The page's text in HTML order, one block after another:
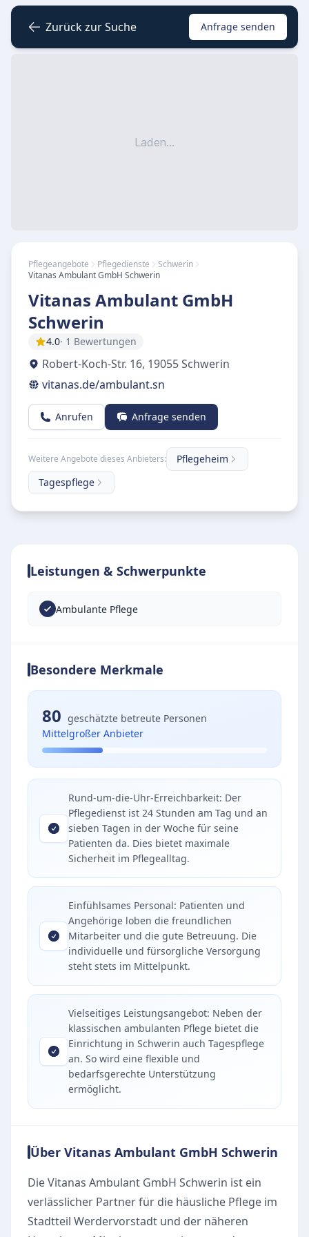
Zurück zur Suche Anfrage senden
Laden...
Pflegeangebote Pflegedienste
Schwerin
Vitanas Ambulant GmbH Schwerin
Vitanas Ambulant GmbH
Schwerin
4.0· 1 Bewertungen
Robert-Koch-Str. 16, 19055Schwerin
vitanas.de/ambulant.sn
Anrufen Anfrage senden
Weitere Angebote dieses Anbieters:
Pflegeheim
Tagespflege
Leistungen & Schwerpunkte
Ambulante Pflege
Besondere Merkmale
80 geschätzte betreute Personen
Mittelgroßer Anbieter
Rund-um-die-Uhr-Erreichbarkeit: Der
Pflegedienst ist 24 Stunden am Tag und an
sieben Tagen in der Woche für seine
Patienten da. Dies bietet maximale
Sicherheit im Pflegealltag.
Einfühlsames Personal: Patienten und
Angehörige loben die freundlichen
Mitarbeiter und die gute Betreuung. Die
individuelle und fürsorgliche Versorgung
steht stets im Mittelpunkt.
Vielseitiges Leistungsangebot: Neben der
klassischen ambulanten Pflege bietet die
Einrichtung in Schwerin auch Tagespflege
an. So wird eine flexible und
bedarfsgerechte Unterstützung
ermöglicht.
Über Vitanas Ambulant GmbH Schwerin
Die Vitanas Ambulant GmbH Schwerin ist ein
verlässlicher Partner für die häusliche Pflege im
Stadtteil Werdervorstadt und der näheren